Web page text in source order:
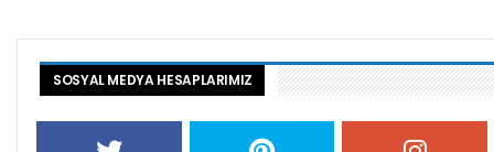
SOSYAL MEDYA HESAPLARIMIZ